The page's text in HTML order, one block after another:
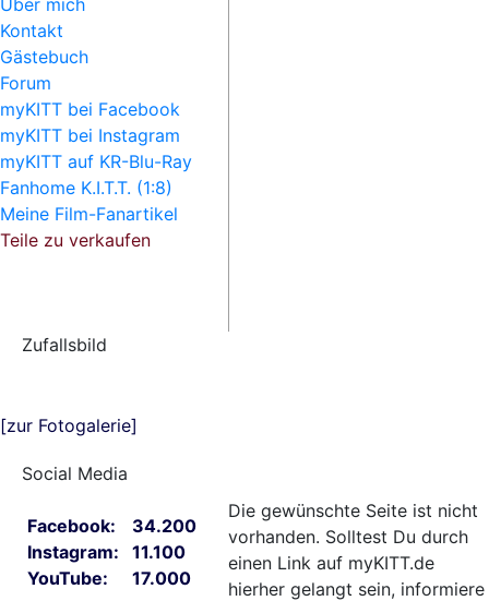
Über mich
Kontakt
Gästebuch
Forum
myKITT bei Facebook
myKITT bei Instagram
myKITT auf KR-Blu-Ray
Fanhome K.I.T.T. (1:8)
Meine Film-Fanartikel
Teile zu verkaufen
Zufallsbild
[zur Fotogalerie]
Social Media
Facebook:
34.200
Instagram:
11.100
YouTube:
17.000
Die gewünschte Seite ist nicht
vorhanden. Solltest Du durch
einen Link auf myKITT.de
hierher gelangt sein, informiere